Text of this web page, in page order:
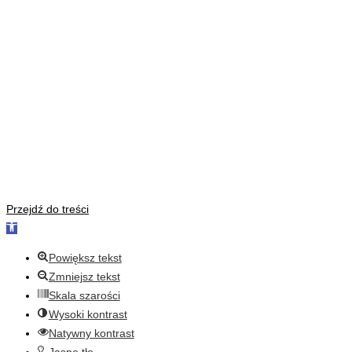
Przejdź do treści
Otwórz
narzędzi
Powiększ tekst
Zmniejsz tekst
Skala szarości
Wysoki kontrast
Natywny kontrast